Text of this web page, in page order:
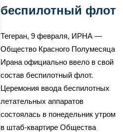
беспилотный флот
Тегеран, 9 февраля, ИРНА —
Общество Красного Полумесяца
Ирана официально ввело в свой
состав беспилотный флот.
Церемония ввода беспилотных
летательных аппаратов
состоялась в понедельник утром
в штаб‑квартире Общества